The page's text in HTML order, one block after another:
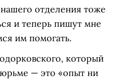
отделения тоже
и теперь пишут мне
им помогать.
который
— это «опыт ни